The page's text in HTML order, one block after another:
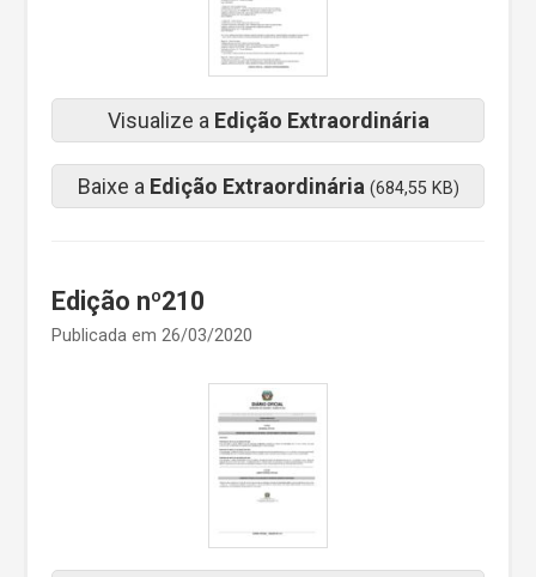
Visualize a Edição Extraordinária
Baixe a Edição Extraordinária (684,55 KB)
Edição nº210
Publicada em 26/03/2020